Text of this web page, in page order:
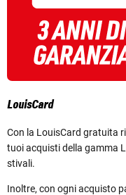
LouisCard
Con la LouisCard gratuita
tuoi acquisti della gamma
stivali.
Inoltre, con ogni acquisto